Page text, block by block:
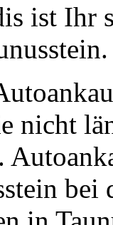
ist Ihr
nicht
bei